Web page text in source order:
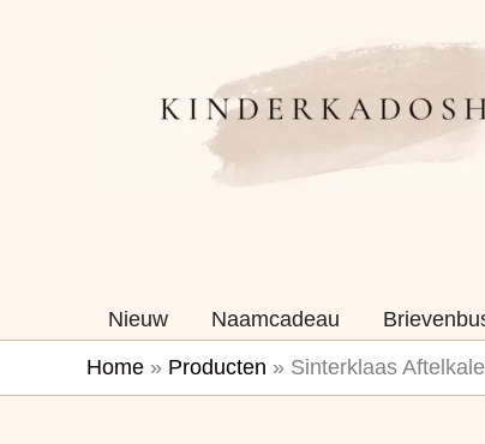
Nieuw Naamcadeau
Home » Producten » Sinterklaas